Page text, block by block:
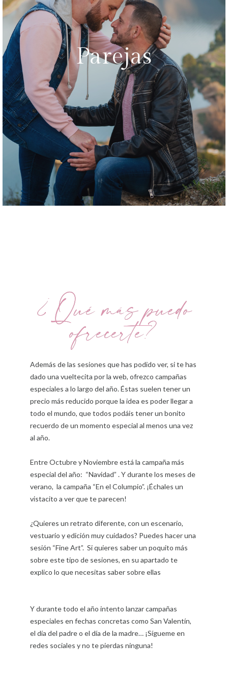
Parejas
¿Qué más puedo
ofrecerte?
Además de las sesiones que has podido ver, si te has
dado una vueltecita por la web, ofrezco campañas
especiales a lo largo del año. Éstas suelen tener un
precio más reducido porque la idea es poder llegar a
todo el mundo, que todos podáis tener un bonito
recuerdo de un momento especial al menos una vez
al año.
Entre Octubre y Noviembre está la campaña más
especial del año: “Navidad” . Y durante los meses de
verano, la campaña “En el Columpio”. ¡Échales un
vistacito a ver que te parecen!
¿Quieres un retrato diferente, con un escenario,
vestuario y edición muy cuidados? Puedes hacer una
sesión “Fine Art”. Si quieres saber un poquito más
sobre este tipo de sesiones, en su apartado te
explico lo que necesitas saber sobre ellas
Y durante todo el año intento lanzar campañas
especiales en fechas concretas como San Valentín,
el día del padre o el día de la madre… ¡Sígueme en
redes sociales y no te pierdas ninguna!